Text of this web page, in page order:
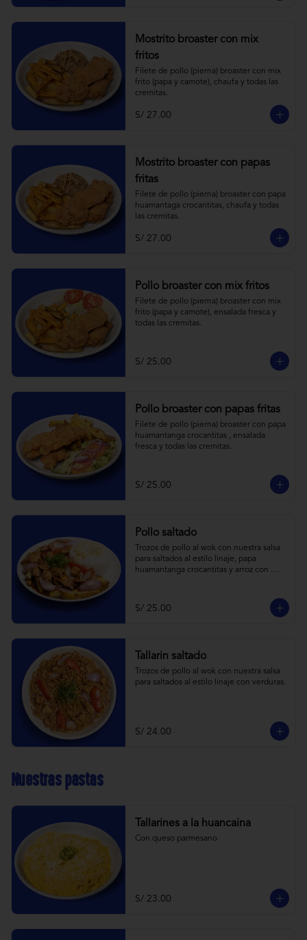
Mostrito broaster con mix
fritos
Filete de pollo (pierna) broaster con mix
frito (papa y camote), chaufa y todas las
cremitas.
S/ 27.00
Mostrito broaster con papas
fritas
Filete de pollo (pierna) broaster con papa
huamantaga crocantitas, chaufa y todas
las cremitas.
S/ 27.00
Pollo broaster con mix fritos
Filete de pollo (pierna) broaster con mix
frito (papa y camote), ensalada fresca y
todas las cremitas.
S/ 25.00
Pollo broaster con papas fritas
Filete de pollo (pierna) broaster con papa
huamantanga crocantitas , ensalada
fresca y todas las cremitas.
S/ 25.00
Pollo saltado
Trozos de pollo al wok con nuestra salsa
para saltados al estilo linaje, papa
huamantanga crocantitas y arroz con
S/ 25.00
Tallarin saltado
Trozos de pollo al wok con nuestra salsa
para saltados al estilo linaje con verduras.
S/ 24.00
Nuestras pastas
Tallarines a la huancaina
Con queso parmesano
S/ 23.00